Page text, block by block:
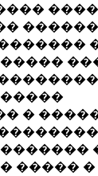
�
����� �